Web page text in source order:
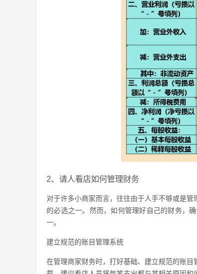
2、请人看店如何管理财务
对于许多小商家而言，往往由于人手不够或是
的必选之一。然而，如何管理好自己的财务，
一。
建立规范的账目管理系统
在管理商家财务时，打好基础、建立规范的账